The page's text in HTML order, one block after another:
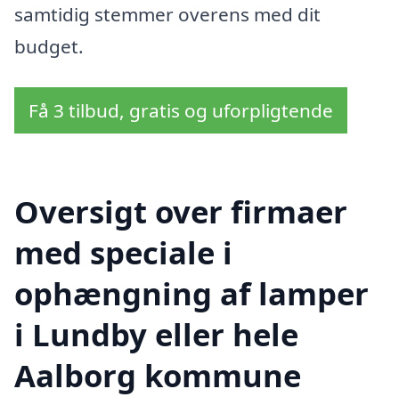
samtidig stemmer overens med dit
budget.
Få 3 tilbud, gratis og uforpligtende
Oversigt over firmaer
med speciale i
ophængning af lamper
i Lundby eller hele
Aalborg kommune